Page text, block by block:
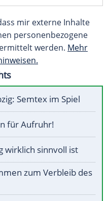
mir externe Inhalte
personenbezogene
werden. Mehr
Semtex im Spiel
für Aufruhr!
wirklich sinnvoll ist
zum Verbleib des